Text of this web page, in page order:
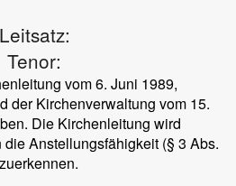
Leitsatz:
Tenor:
vom 6. Juni 1989,
der Kirchenverwaltung vom 15.
Die Kirchenleitung wird
Anstellungsfähigkeit (§ 3 Abs.